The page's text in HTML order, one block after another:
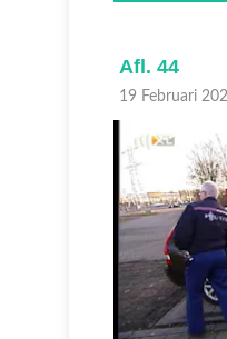
Afl. 44
19 Februari